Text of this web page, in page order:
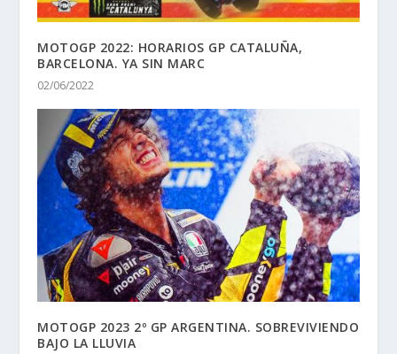
MOTOGP 2022: HORARIOS GP CATALUÑA,
BARCELONA. YA SIN MARC
02/06/2022
MOTOGP 2023 2º GP ARGENTINA. SOBREVIVIENDO
BAJO LA LLUVIA